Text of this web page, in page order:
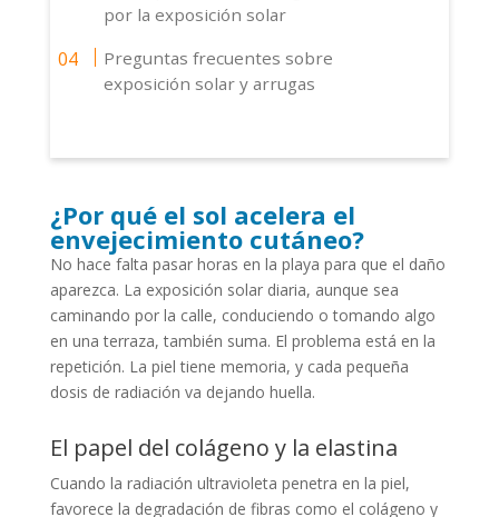
por la exposición solar
Preguntas frecuentes sobre
exposición solar y arrugas
¿Por qué el sol acelera el
envejecimiento cutáneo?
No hace falta pasar horas en la playa para que el daño
aparezca. La exposición solar diaria, aunque sea
caminando por la calle, conduciendo o tomando algo
en una terraza, también suma. El problema está en la
repetición. La piel tiene memoria, y cada pequeña
dosis de radiación va dejando huella.
El papel del colágeno y la elastina
Cuando la radiación ultravioleta penetra en la piel,
favorece la degradación de fibras como el colágeno y